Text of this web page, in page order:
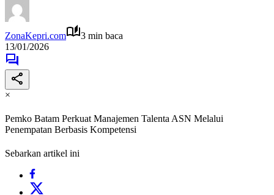
ZonaKepri.com
3 min baca
13/01/2026
×
Pemko Batam Perkuat Manajemen Talenta ASN Melalui
Penempatan Berbasis Kompetensi
Sebarkan artikel ini